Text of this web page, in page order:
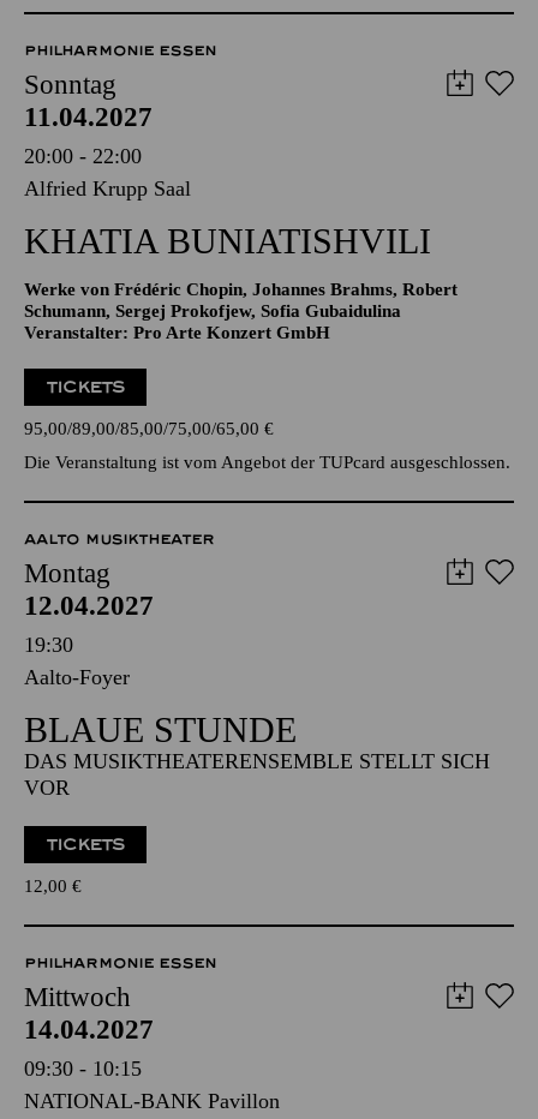
57,00 51,00 42,00 35,00
PHILHARMONIE ESSEN
Sonntag
11.04.2027
20:00 - 22:00
KHATIA BUNIATISHVILI
Schumann, Sergej Prokofjew, Sofia Gubaidulina
Veranstalter: Pro Arte Konzert GmbH
TICKETS
95,00 89,00 85,00 75,00 65,00€
Die Veranstaltung ist vom Angebot der TUPcard ausgeschlossen.
AALTO MUSIKTHEATER
Montag
12.04.2027
19:30
Aalto-Foyer
BLAUE STUNDE
DAS MUSIKTHEATERENSEMBLE STELLT SICH
VOR
12,00€
PHILHARMONIE ESSEN
Mittwoch
14.04.2027